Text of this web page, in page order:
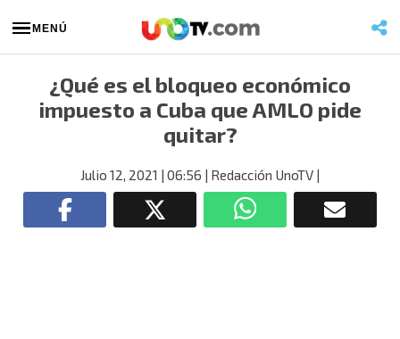
MENÚ
¿Qué es el bloqueo económico
impuesto a Cuba que AMLO pide
quitar?
Julio 12, 2021 | 06:56 | Redacción UnoTV |